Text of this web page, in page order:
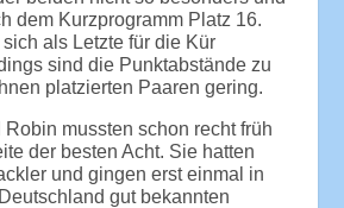
dem Kurzprogramm Platz 16.
als Letzte für die Kür
sind die Punktabstände zu
platzierten Paaren gering.
mussten schon recht früh
der besten Acht. Sie hatten
und gingen erst einmal in
gut bekannten